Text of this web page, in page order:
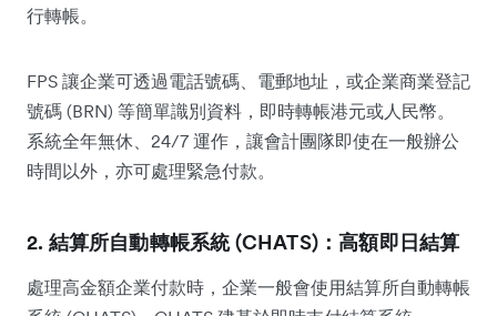
行轉帳。
FPS 讓企業可透過電話號碼、電郵地址，或企業商業登記
號碼 (BRN) 等簡單識別資料，即時轉帳港元或人民幣。
系統全年無休、24/7 運作，讓會計團隊即使在一般辦公
時間以外，亦可處理緊急付款。
2. 結算所自動轉帳系統 (CHATS)：高額即日結算
處理高金額企業付款時，企業一般會使用結算所自動轉帳